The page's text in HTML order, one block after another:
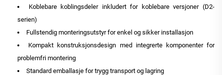
Koblebare koblingsdeler inkludert for koblebare versjoner (D2-
serien)
Fullstendig monteringsutstyr for enkel og sikker installasjon
Kompakt konstruksjonsdesign med integrerte komponenter for
problemfri montering
Standard emballasje for trygg transport og lagring